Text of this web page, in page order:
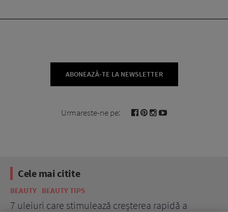
ABONEAZĂ-TE LA NEWSLETTER
Urmareste-ne pe:
Cele mai citite
BEAUTY BEAUTY TIPS
7 uleiuri care stimulează creșterea rapidă a